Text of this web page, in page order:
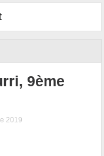
9ème
2019